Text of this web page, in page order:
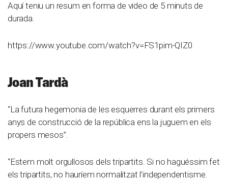
Aquí teniu un resum en forma de video de 5 minuts de
durada.
https://www.youtube.com/watch?v=FS1pim-QIZ0
Joan Tardà
“La futura hegemonia de les esquerres durant els primers
anys de construcció de la república ens la juguem en els
propers mesos”.
“Estem molt orgullosos dels tripartits. Si no haguéssim fet
els tripartits, no hauríem normalitzat l’independentisme.